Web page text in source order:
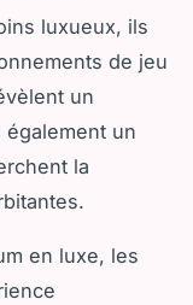
luxueux, ils
de jeu
un
également un
la
en luxe, les